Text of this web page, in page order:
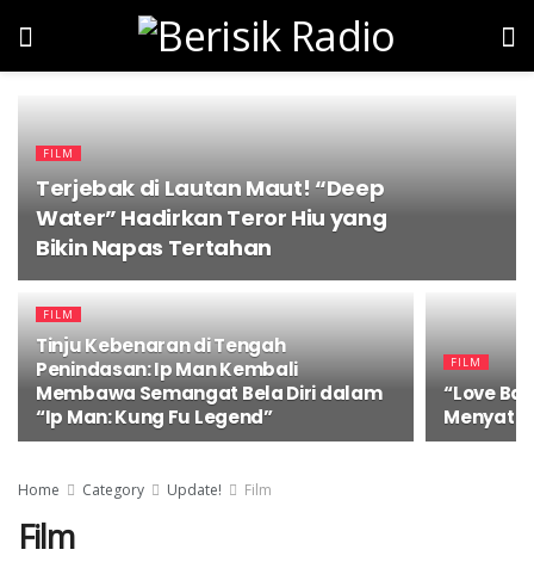
FILM
Terjebak di Lautan Maut! “Deep
Water” Hadirkan Teror Hiu yang
Bikin Napas Tertahan
FILM
Tinju Kebenaran di Tengah
Penindasan: Ip Man Kembali
Membawa Semangat Bela Diri dalam
“Ip Man: Kung Fu Legend”
FILM
“Love
Home Category Update! Film
Film